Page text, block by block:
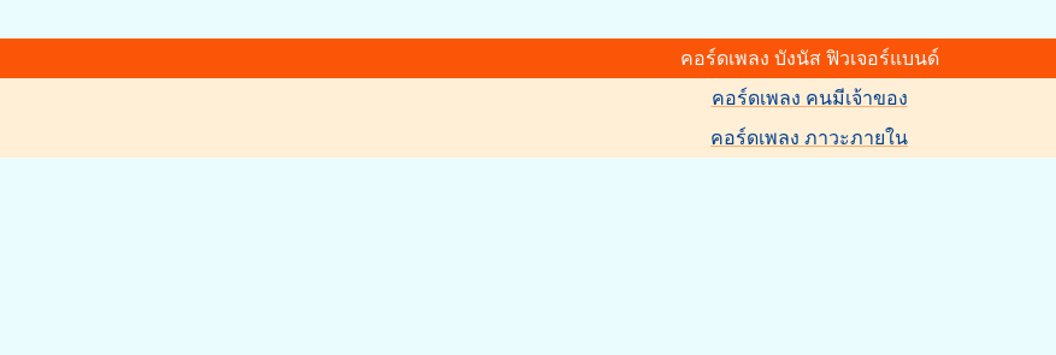
คอร์ดเพลง บังนัส ฟิวเจอร์แบนด์
คอร์ดเพลง คนมีเจ้าของ
คอร์ดเพลง ภาวะภายใน